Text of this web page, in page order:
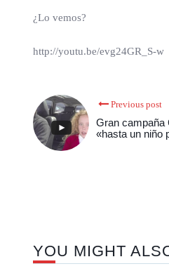
¿Lo vemos?
http://youtu.be/evg24GR_S-w
Previous post
Gran campaña
«hasta un niño
YOU MIGHT